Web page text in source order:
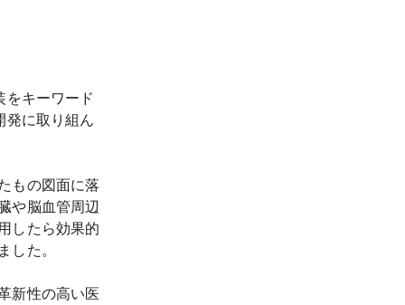
をキーワード
発に取り組ん
もの図面に落
や脳血管周辺
したら効果的
した。
新性の高い医